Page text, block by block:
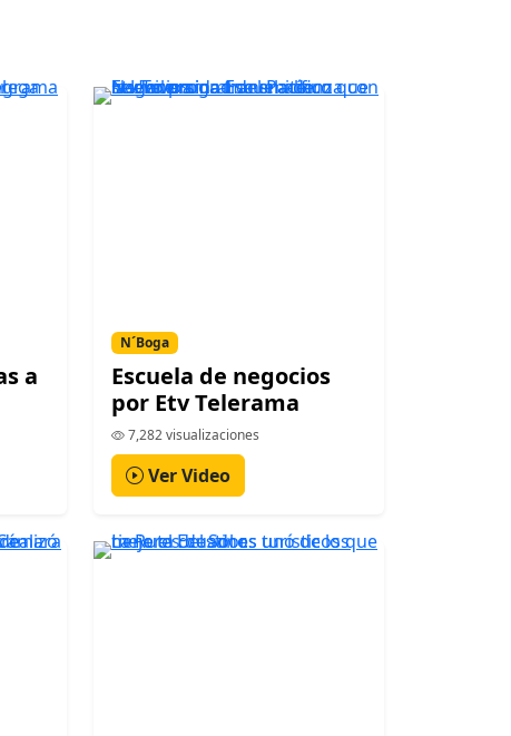
a
N´Boga
Escuela de negocios
por Etv Telerama
7,282 visualizaciones
Ver Video